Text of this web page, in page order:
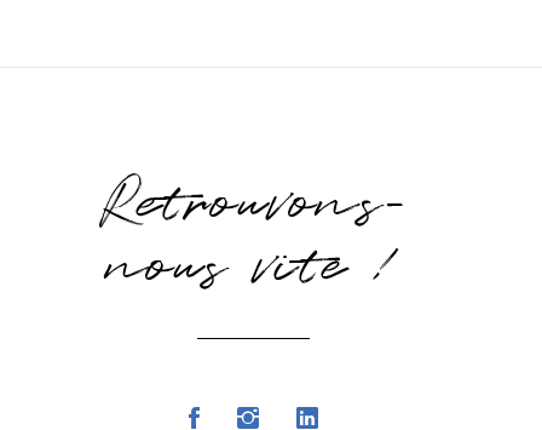
Retrouvons-
nous vite !